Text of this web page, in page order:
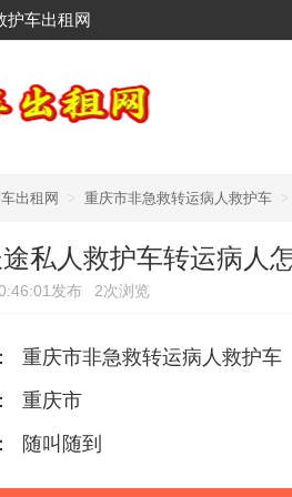
护车出租网
出租网 > 重庆市非急救转运病人救护车 >
私人救护车转运病人
发布 2次浏览
：
重庆市非急救转运病人救护车
：
重庆市
： 随叫随到